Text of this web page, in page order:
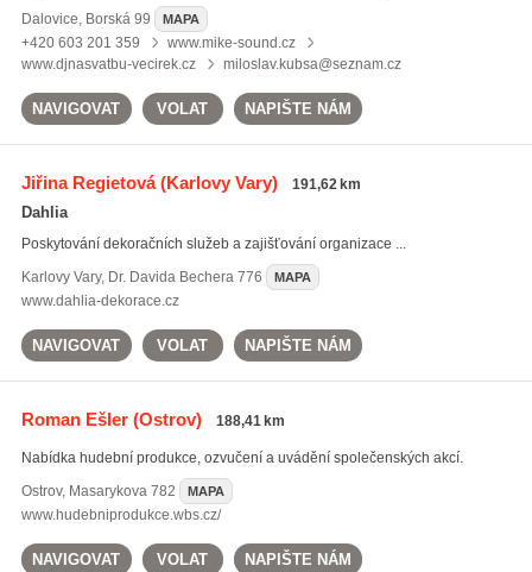
Dalovice, Borská 99 MAPA
+420 603 201 359
www.mike-sound.cz
www.djnasvatbu-vecirek.cz
miloslav.kubsa@seznam.cz
NAVIGOVAT VOLAT NAPIŠTE NÁM
Jiřina Regietová(Karlovy Vary) 191,62 km
Dahlia
Poskytování dekoračních služeb a zajišťování organizace ...
Karlovy Vary, Dr. Davida Bechera 776 MAPA
www.dahlia-dekorace.cz
NAVIGOVAT VOLAT NAPIŠTE NÁM
Roman Ešler(Ostrov) 188,41 km
Nabídka hudební produkce, ozvučení a uvádění společenských akcí.
Ostrov, Masarykova 782 MAPA
www.hudebniprodukce.wbs.cz/
NAVIGOVAT VOLAT NAPIŠTE NÁM